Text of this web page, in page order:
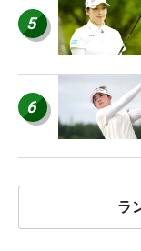
5
6
ラ